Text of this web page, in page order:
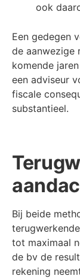
ook
Een gedegen
de aanwezige
komende
een adviseur
fiscale
substantieel.
Bij beide
tot maximaal
de bv de
rekening